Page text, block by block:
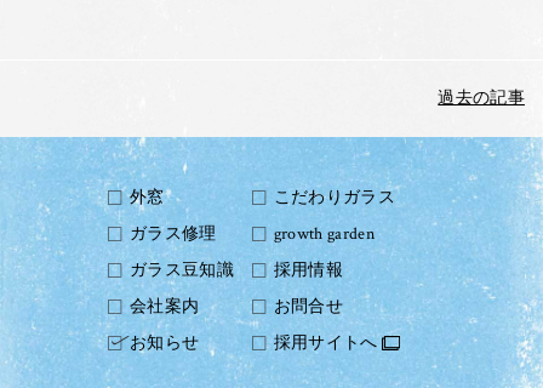
過去の記事
外窓
こだわりガラス
ガラス修理
growth garden
ガラス豆知識
採用情報
会社案内
お問合せ
お知らせ
採用サイトへ